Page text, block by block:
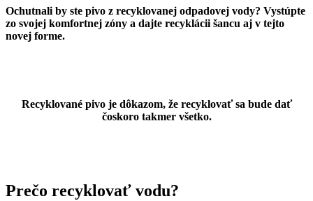
Ochutnali by ste pivo z recyklovanej odpadovej vody? Vystúpte
zo svojej komfortnej zóny a dajte recyklácii šancu aj v tejto
novej forme.
Recyklované pivo je dôkazom, že recyklovať sa bude dať
čoskoro takmer všetko.
Prečo recyklovať vodu?